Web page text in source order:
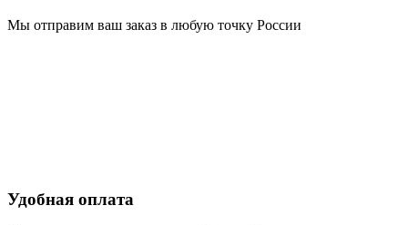
Мы отправим ваш заказ в любую точку России
Удобная оплата